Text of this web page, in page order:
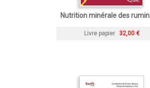
Nutrition minérale des
Livre papier 32,00 €